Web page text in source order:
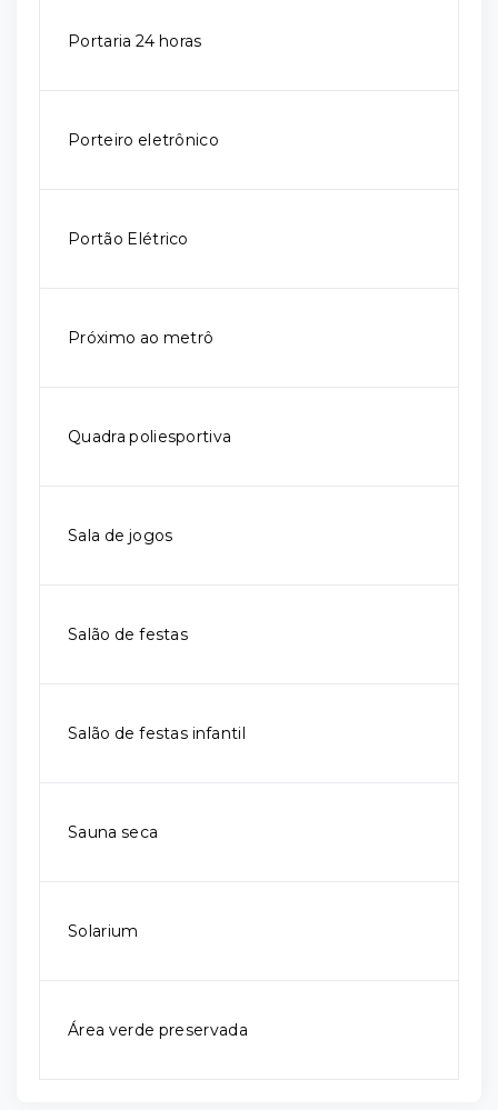
Portaria 24 horas
Porteiro eletrônico
Portão Elétrico
Próximo ao metrô
Quadra poliesportiva
Sala de jogos
Salão de festas
Salão de festas infantil
Sauna seca
Solarium
Área verde preservada